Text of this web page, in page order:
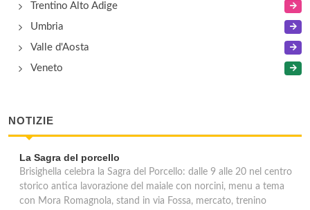
Trentino Alto Adige
Umbria
Valle d'Aosta
Veneto
NOTIZIE
La Sagra del porcello
Brisighella celebra la Sagra del Porcello: dalle 9 alle 20 nel centro
storico antica lavorazione del maiale con norcini, menu a tema
con Mora Romagnola, stand in via Fossa, mercato, trenino